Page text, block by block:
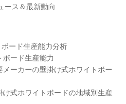
ス＆最新動向
ード生産能力分析
ボード生産能力
メーカーの壁掛け式ホワイトボー
け式ホワイトボードの地域別生産